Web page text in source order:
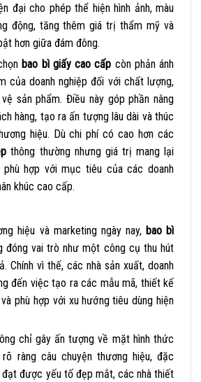
đại cho phép thể hiện hình ảnh, màu
động, tăng thêm giá trị thẩm mỹ và
hơn giữa đám đông.
bao bì giấy cao cấp còn phản ánh
của doanh nghiệp đối với chất lượng,
sản phẩm. Điều này góp phần nâng
hàng, tạo ra ấn tượng lâu dài và thúc
hiệu. Dù chi phí có cao hơn các
thông thường nhưng giá trị mang lại
phù hợp với mục tiêu của các doanh
khúc cao cấp.
hiệu và marketing ngày nay, bao bì
đóng vai trò như một công cụ thu hút
Chính vì thế, các nhà sản xuất, doanh
đến việc tạo ra các mẫu mã, thiết kế
phù hợp với xu hướng tiêu dùng hiện
chỉ gây ấn tượng về mặt hình thức
ràng câu chuyện thương hiệu, đặc
được yếu tố đẹp mắt, các nhà thiết